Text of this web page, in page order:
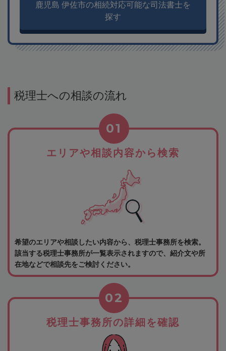
鹿児島 伊佐市の相続対応可能な司法書士を
探す
税理士への相談の流れ
エリアや相談内容から検索
01
希望のエリアや相談したい内容から、税理士事務所を検索。
該当する税理士事務所が一覧表示されますので、紹介文や所
在地などで相談先をご検討ください。
税理士事務所の詳細を確認
02